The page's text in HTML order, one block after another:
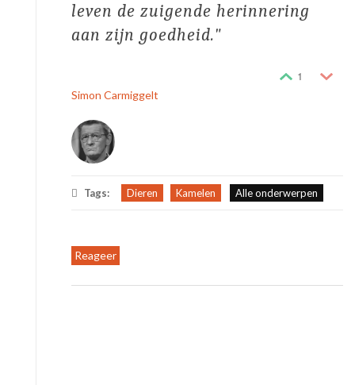
leven de zuigende herinnering
aan zijn goedheid.
1
Simon Carmiggelt
Tags: Dieren Kamelen Alle onderwerpen
Reageer